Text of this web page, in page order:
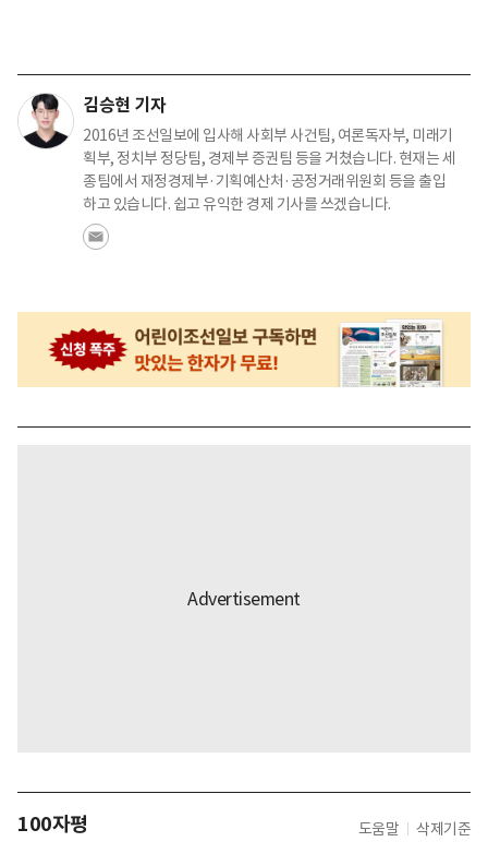
김승현 기자
2016년 조선일보에 입사해 사회부 사건팀, 여론독자부, 미래기
획부, 정치부 정당팀, 경제부 증권팀 등을 거쳤습니다. 현재는 세
종팀에서 재정경제부·기획예산처·공정거래위원회 등을 출입
하고 있습니다. 쉽고 유익한 경제 기사를 쓰겠습니다.
100자평 도움말 삭제기준